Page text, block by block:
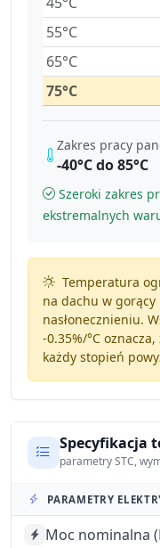
55°C
65°C
75°C
Zakres pracy
-40°C do 85°C
Szeroki zakres
ekstremalnych
Temperatura
na dachu w
nasłonecznieniu.
-0.35%/°Coznacza,
każdy stopień
Specyfikacja
parametry STC,
PARAMETRY
Moc nominalna